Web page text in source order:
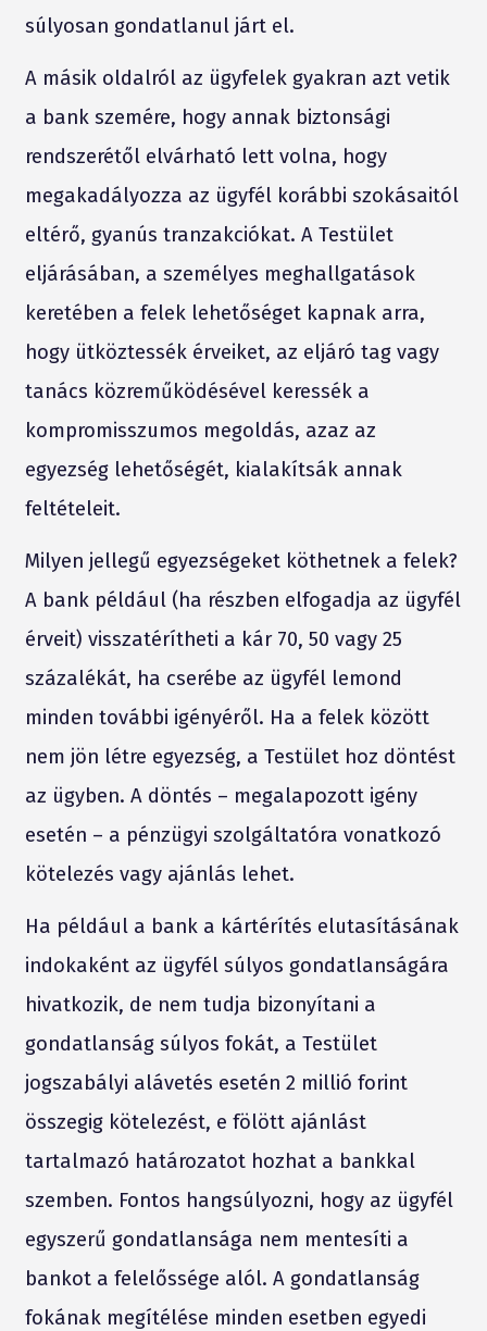
súlyosan gondatlanul járt el.
A másik oldalról az ügyfelek gyakran azt vetik
a bank szemére, hogy annak biztonsági
rendszerétől elvárható lett volna, hogy
megakadályozza az ügyfél korábbi szokásaitól
eltérő, gyanús tranzakciókat. A Testület
eljárásában, a személyes meghallgatások
keretében a felek lehetőséget kapnak arra,
hogy ütköztessék érveiket, az eljáró tag vagy
tanács közreműködésével keressék a
kompromisszumos megoldás, azaz az
egyezség lehetőségét, kialakítsák annak
feltételeit.
Milyen jellegű egyezségeket köthetnek a felek?
A bank például (ha részben elfogadja az ügyfél
érveit) visszatérítheti a kár 70, 50 vagy 25
százalékát, ha cserébe az ügyfél lemond
minden további igényéről. Ha a felek között
nem jön létre egyezség, a Testület hoz döntést
az ügyben. A döntés – megalapozott igény
esetén – a pénzügyi szolgáltatóra vonatkozó
kötelezés vagy ajánlás lehet.
Ha például a bank a kártérítés elutasításának
indokaként az ügyfél súlyos gondatlanságára
hivatkozik, de nem tudja bizonyítani a
gondatlanság súlyos fokát, a Testület
jogszabályi alávetés esetén 2 millió forint
összegig kötelezést, e fölött ajánlást
tartalmazó határozatot hozhat a bankkal
szemben. Fontos hangsúlyozni, hogy az ügyfél
egyszerű gondatlansága nem mentesíti a
bankot a felelőssége alól. A gondatlanság
fokának megítélése minden esetben egyedi